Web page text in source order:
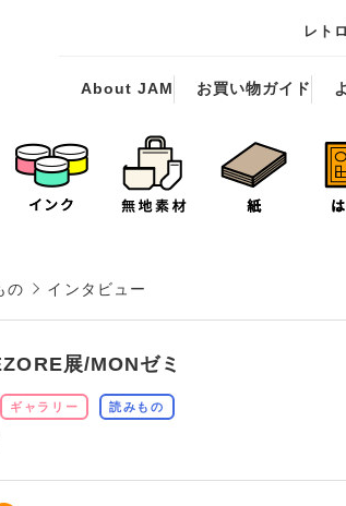
レト
About JAM お買い物ガイド
の インタビュー
展/MONゼミ
ギャラリー 読みもの